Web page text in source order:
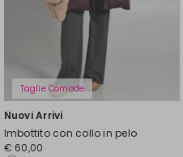
Taglie Comode
Nuovi Arrivi
Imbottito con collo in pelo
€ 60,00